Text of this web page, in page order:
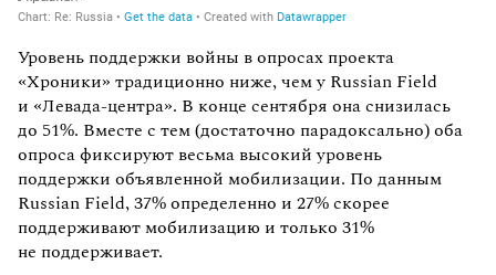
Уровень поддержки войны в опросах проекта
«Хроники» традиционно ниже, чем у Russian Field
и «Левада-центра». В конце сентября она снизилась
до 51%. Вместе с тем (достаточно парадоксально) оба
опроса фиксируют весьма высокий уровень
поддержки объявленной мобилизации. По данным
Russian Field, 37% определенно и 27% скорее
поддерживают мобилизацию и только 31%
не поддерживает.